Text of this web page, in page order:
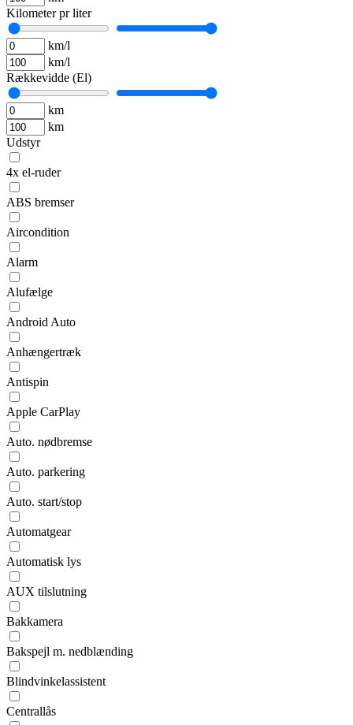
Kilometer pr liter
km/l
km/l
Rækkevidde (El)
km
km
Udstyr
4x el-ruder
ABS bremser
Aircondition
Alarm
Alufælge
Android Auto
Anhængertræk
Antispin
Apple CarPlay
Auto. nødbremse
Auto. parkering
Auto. start/stop
Automatgear
Automatisk lys
AUX tilslutning
Bakkamera
Bakspejl m. nedblænding
Blindvinkelassistent
Centrallås